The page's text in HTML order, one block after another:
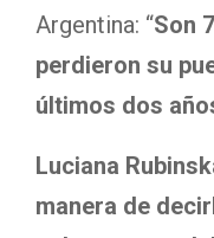
Argentina: “Son
perdieron su
últimos dos
Luciana
manera de